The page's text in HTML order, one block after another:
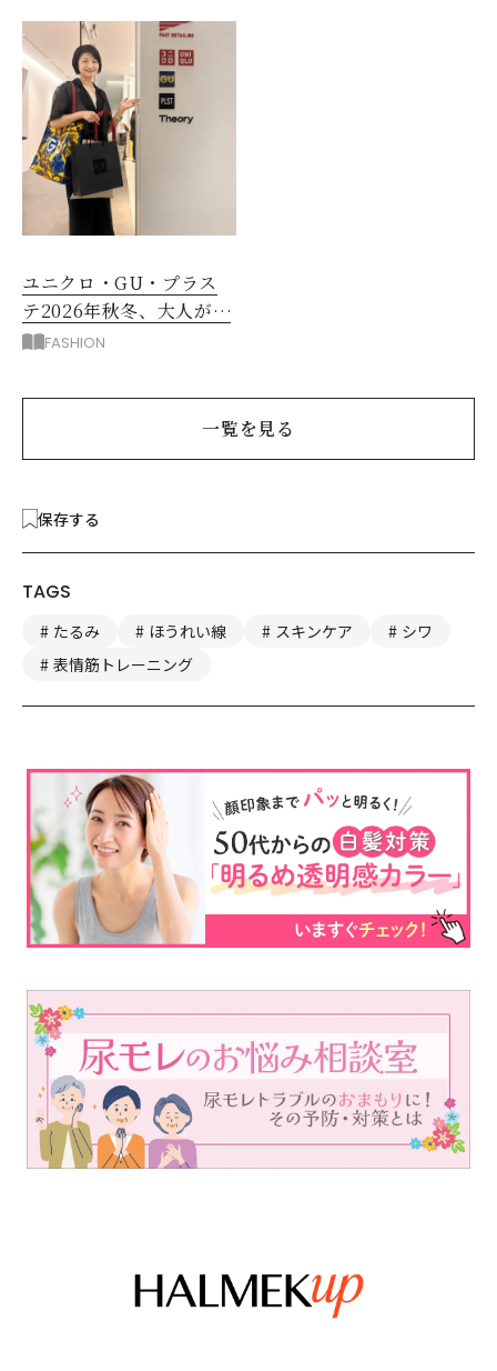
ユニクロ・GU・プラス
テ2026年秋冬、大人が着
たい新作服は？
FASHION
一覧を見る
保存する
TAGS
たるみ ほうれい線 スキンケア
シワ
表情筋トレーニング